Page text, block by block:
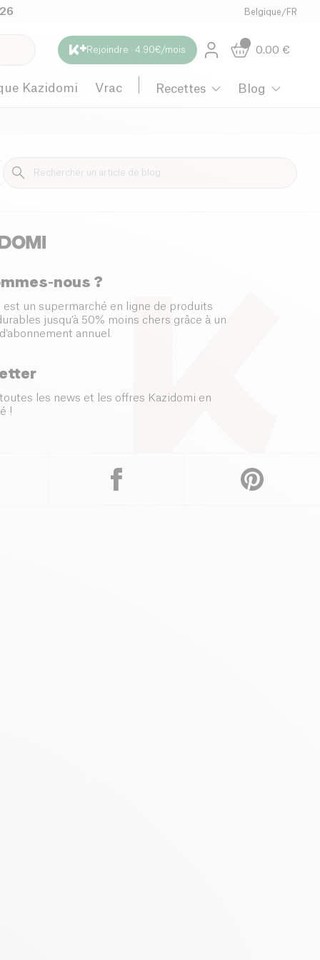
Belgique /FR
Rejoindre · 4.90€/mois 0.00 €
Kazidomi Vrac Recettes Blog
Maternité
nous ?
est un supermarché en ligne de produits
jusqu’à 50% moins chers grâce à un
annuel.
toutes les news et les offres Kazidomi en
!